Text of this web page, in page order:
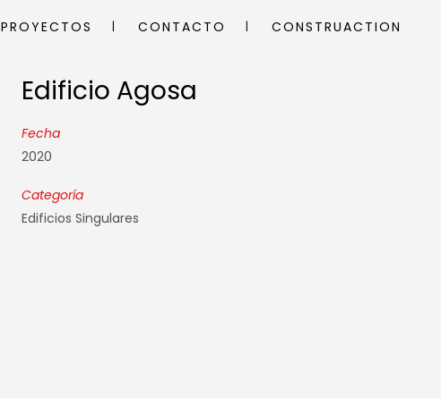
PROYECTOS CONTACTO CONSTRUACTION
Edificio Agosa
Fecha
2020
Categoría
Edificios Singulares